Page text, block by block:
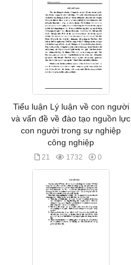
Tiểu luận Lý luận về con người
và vấn đề về đào tạo nguồn lực
con người trong sự nghiệp
công nghiệp
21 1732 0